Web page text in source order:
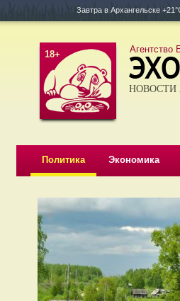
Завтра в Архангельске
18+ Агентство
НОВОСТИ
Политика Экономика